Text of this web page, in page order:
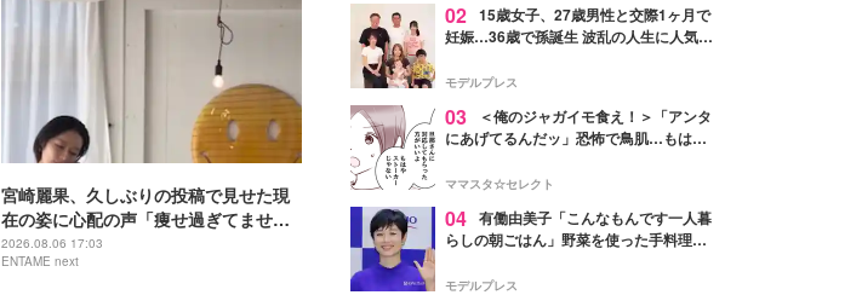
宮崎麗果、久しぶりの投稿で見せた現
在の姿に心配の声「痩せ過ぎてません
か？」
2026.08.06 17:03
ENTAME next
02 15歳女子、27歳男性と交際1ヶ月で
妊娠…36歳で孫誕生 波乱の人生に人気タ
よ！」
モデルプレス
03
＜俺のジャガイモ食え！＞「アンタ
にあげてるんだッ」恐怖で鳥肌…もはや
ママスタ☆セレクト
04 有働由美子「こんなもんです一人暮
らしの朝ごはん」野菜を使った手料理公
そう」と反響
モデルプレス